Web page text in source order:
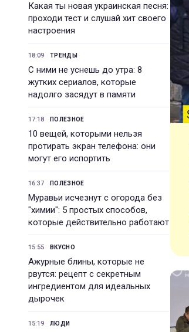
Какая ты новая украинская песня:
проходи тест и слушай хит своего
настроения
18:09 ТРЕНДЫ
С ними не уснешь до утра: 8
жутких сериалов, которые
надолго засядут в памяти
17:18 ПОЛЕЗНОЕ
10 вещей, которыми нельзя
протирать экран телефона: они
могут его испортить
16:37 ПОЛЕЗНОЕ
Муравьи исчезнут с огорода без
"химии": 5 простых способов,
которые действительно работают
15:55 ВКУСНО
Ажурные блины, которые не
рвутся: рецепт с секретным
ингредиентом для идеальных
дырочек
15:19 ЛЮДИ